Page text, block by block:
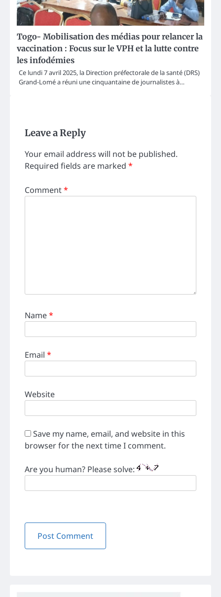
Togo- Mobilisation des médias pour relancer la
vaccination : Focus sur le VPH et la lutte contre
les infodémies
Ce lundi 7 avril 2025, la Direction préfectorale de la santé (DRS)
Grand-Lomé a réuni une cinquantaine de journalistes à…
Leave a Reply
Your email address will not be published.
Required fields are marked *
Comment*
Name*
Email *
Website
Save my name, email, and website in this
browser for the next time I comment.
Are you human? Please solve: